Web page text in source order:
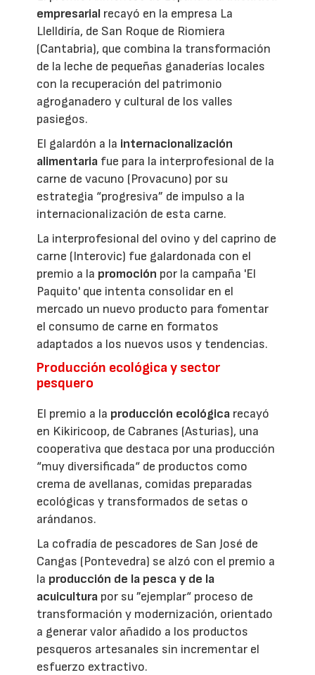
empresarial recayó en la empresa La
Llelldiría, de San Roque de Riomiera
(Cantabria), que combina la transformación
de la leche de pequeñas ganaderías locales
con la recuperación del patrimonio
agroganadero y cultural de los valles
pasiegos.
El galardón a la internacionalización
alimentaria fue para la interprofesional de la
carne de vacuno (Provacuno) por su
estrategia “progresiva” de impulso a la
internacionalización de esta carne.
La interprofesional del ovino y del caprino de
carne (Interovic) fue galardonada con el
premio a la promoción por la campaña 'El
Paquito' que intenta consolidar en el
mercado un nuevo producto para fomentar
el consumo de carne en formatos
adaptados a los nuevos usos y tendencias.
Producción ecológica y sector
pesquero
El premio a la producción ecológica recayó
en Kikiricoop, de Cabranes (Asturias), una
cooperativa que destaca por una producción
“muy diversificada“ de productos como
crema de avellanas, comidas preparadas
ecológicas y transformados de setas o
arándanos.
La cofradía de pescadores de San José de
Cangas (Pontevedra) se alzó con el premio a
la producción de la pesca y de la
acuicultura por su ”ejemplar“ proceso de
transformación y modernización, orientado
a generar valor añadido a los productos
pesqueros artesanales sin incrementar el
esfuerzo extractivo.